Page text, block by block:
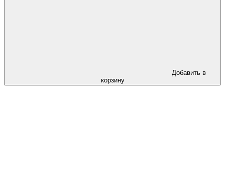
Добавить в
корзину